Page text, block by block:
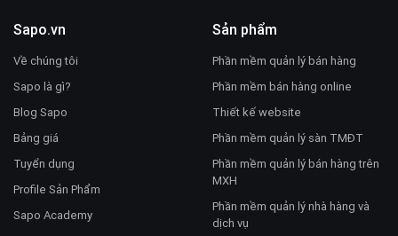
Sapo.vn
Về chúng tôi
Sapo là gì?
Blog Sapo
Bảng giá
Tuyển dụng
Profile Sản Phẩm
Sapo Academy
Sản phẩm
Phần mềm quản lý bán hàng
Phần mềm bán hàng online
Thiết kế website
Phần mềm quản lý sàn TMĐT
Phần mềm quản lý bán hàng trên
MXH
Phần mềm quản lý nhà hàng và
dịch vụ